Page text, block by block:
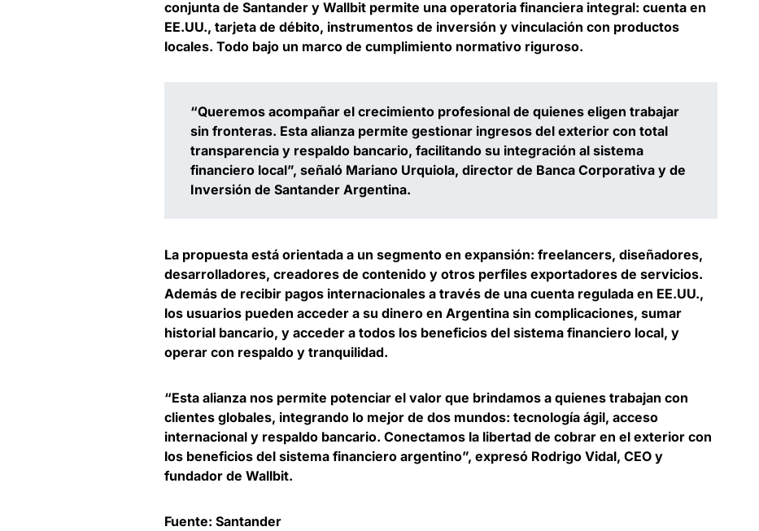
conjunta de Santander y Wallbit permite una operatoria financiera integral: cuenta en
EE.UU., tarjeta de débito, instrumentos de inversión y vinculación con productos
locales. Todo bajo un marco de cumplimiento normativo riguroso.
“Queremos acompañar el crecimiento profesional de quienes eligen trabajar
sin fronteras. Esta alianza permite gestionar ingresos del exterior con total
transparencia y respaldo bancario, facilitando su integración al sistema
financiero local”, señaló Mariano Urquiola, director de Banca Corporativa y de
Inversión de Santander Argentina.
La propuesta está orientada a un segmento en expansión: freelancers, diseñadores,
desarrolladores, creadores de contenido y otros perfiles exportadores de servicios.
Además de recibir pagos internacionales a través de una cuenta regulada en EE.UU.,
los usuarios pueden acceder a su dinero en Argentina sin complicaciones, sumar
historial bancario, y acceder a todos los beneficios del sistema financiero local, y
operar con respaldo y tranquilidad.
“Esta alianza nos permite potenciar el valor que brindamos a quienes trabajan con
clientes globales, integrando lo mejor de dos mundos: tecnología ágil, acceso
internacional y respaldo bancario. Conectamos la libertad de cobrar en el exterior con
los beneficios del sistema financiero argentino”, expresó Rodrigo Vidal, CEO y
fundador de Wallbit.
Fuente: Santander